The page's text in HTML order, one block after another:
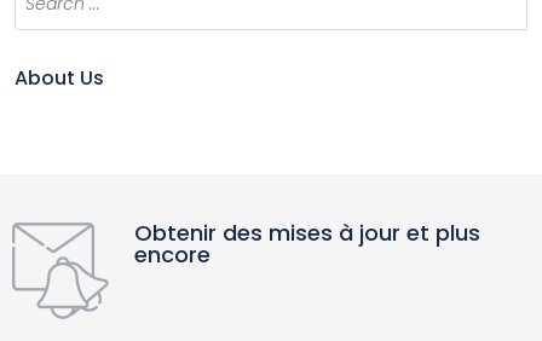
About Us
Obtenir des mises à jour et plus
encore